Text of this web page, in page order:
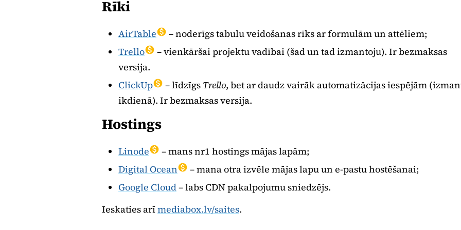
Rīki
AirTable
– noderīgs tabulu veidošanas rīks ar formulām un attēliem;
Trello
– vienkāršai projektu vadībai (šad un tad izmantoju). Ir bezmaksas
versija.
ClickUp
– līdzīgs Trello, bet ar daudz vairāk automatizācijas iespējām
ikdienā). Ir bezmaksas versija.
Hostings
Linode
– mans nr1 hostings mājas lapām;
Digital Ocean
– mana otra izvēle mājas lapu un e-pastu hostēšanai;
Google Cloud– labs CDN pakalpojumu sniedzējs.
Ieskaties arīmediabox.lv/saites.